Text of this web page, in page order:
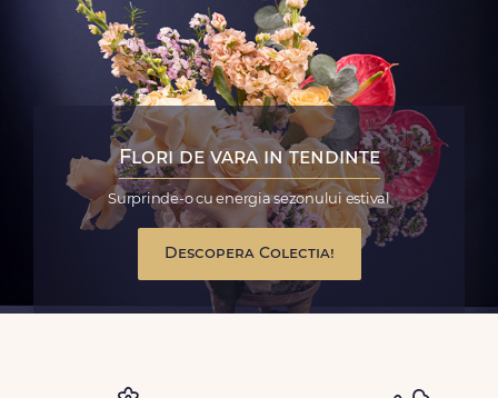
Flori de vara in tendinte
Surprinde-o cu energia sezonului estival
Descopera Colectia!